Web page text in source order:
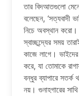
তার বিদআতগুলো
বলেছেন, ‘সত্যবাদী
নিচে অবস্থান করো।
স্বাচ্ছন্দ্যের সময়
কাজে লাগে।
করে, যা তোমাকে
বন্ধুর ব্যাপারে
নয়। গুনাহগারের